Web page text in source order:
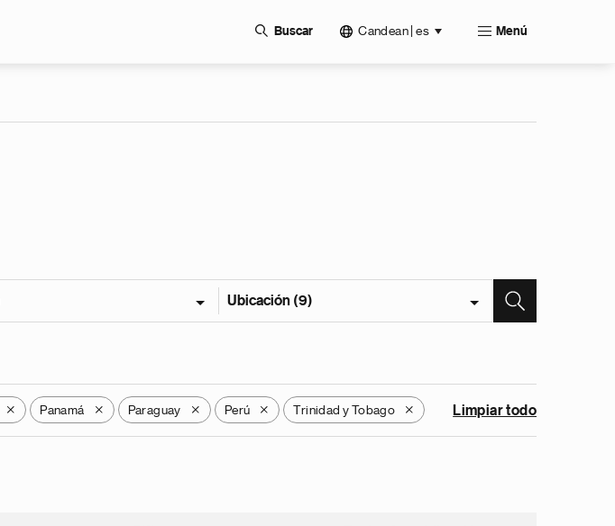
Buscar Candean | es Menú
Ubicación (9)
X Panamá X Paraguay X Perú X Trinidad y Tobago X Limpiar todo